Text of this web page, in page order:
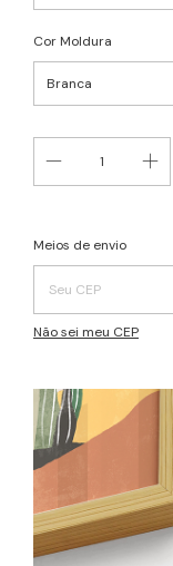
Cor Moldura
Entregas para o CEP:
Meios de envio
Não sei meu CEP